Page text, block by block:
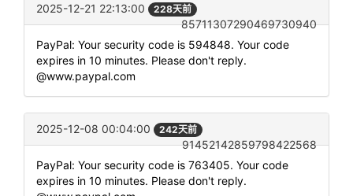
2025-12-21 22:13:00 228天前
85711307290469730940
PayPal: Your security code is 594848. Your code
expires in 10 minutes. Please don't reply.
@www.paypal.com
2025-12-08 00:04:00 242天前
91452142859798422568
PayPal: Your security code is 763405. Your code
expires in 10 minutes. Please don't reply.